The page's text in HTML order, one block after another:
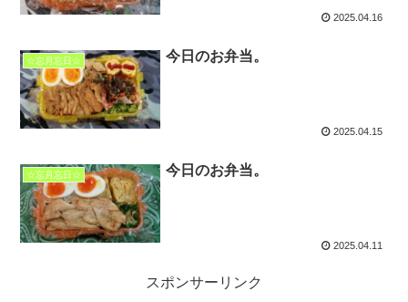
2025.04.16
☆忘月忘日☆ 今日のお弁当。
2025.04.15
☆忘月忘日☆ 今日のお弁当。
2025.04.11
スポンサーリンク